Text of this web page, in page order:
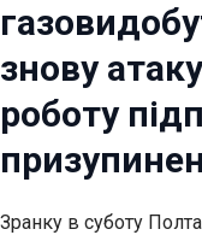
знову
роботу
Зранку в суботу